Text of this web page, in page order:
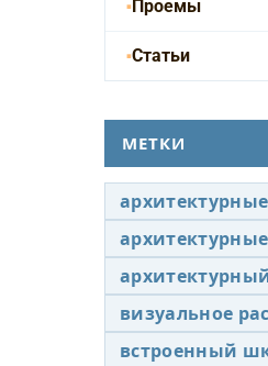
Проемы
Статьи
МЕТКИ
визуальное
встроенный